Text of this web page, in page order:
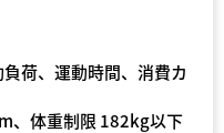
荷、運動時間、消費カ
、体重制限 182kg以下